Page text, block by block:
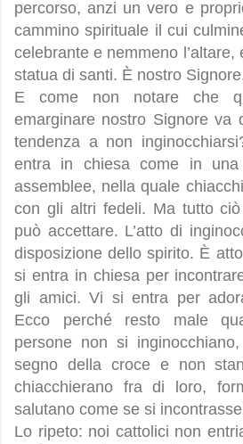
percorso, anzi un vero e
cammino spirituale il cui
celebrante e nemmeno
statua di santi. È nostro
E come non notare che
emarginare nostro Signore va
tendenza a non
entra in chiesa come in
assemblee, nella quale
con gli altri fedeli. Ma tutto
può accettare. L’atto di
disposizione dello spirito. È
si entra in chiesa per
gli amici. Vi si entra per
Ecco perché resto male
persone non si
segno della croce e non
chiacchierano fra di loro,
salutano come se si
Lo ripeto: noi cattolici non